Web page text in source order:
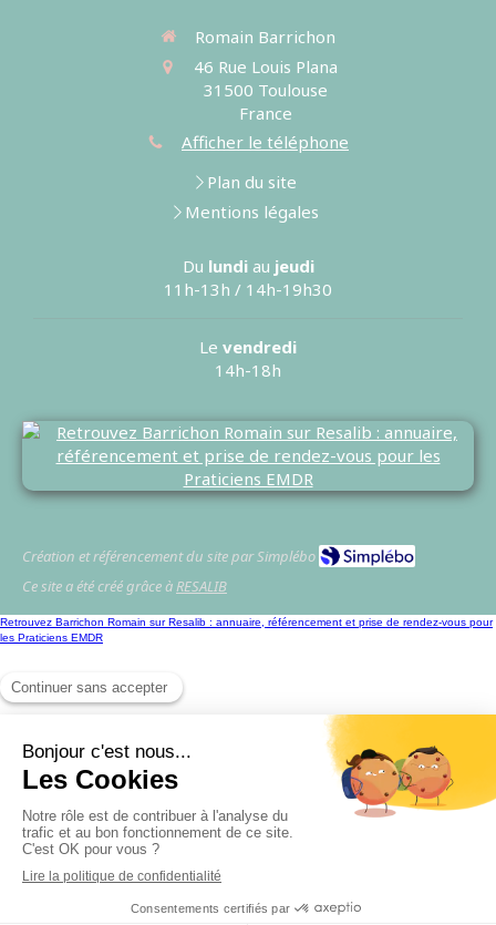
Romain Barrichon
46 Rue Louis Plana
31500 Toulouse
France
Afficher le téléphone
Plan du site
Mentions légales
Du lundiau jeudi
11h-13h / 14h-19h30
Le vendredi
14h-18h
Création et référencement du site par Simplébo
Ce site a été créé grâce à RESALIB
Retrouvez Barrichon Romain sur Resalib : annuaire, référencement et prise de rendez-vous pour
les Praticiens EMDR